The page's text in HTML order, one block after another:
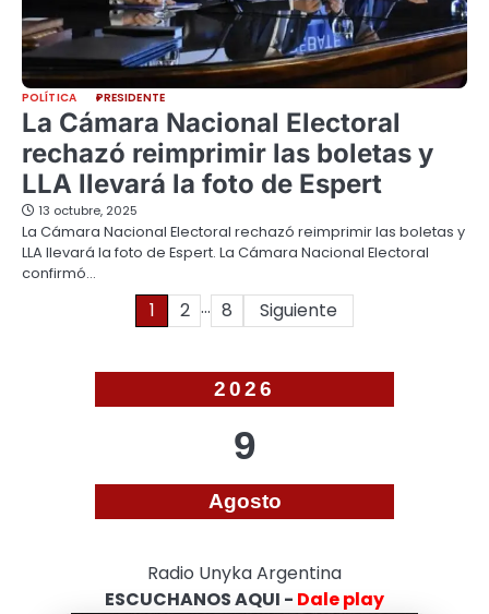
POLÍTICA PRESIDENTE
La Cámara Nacional Electoral
rechazó reimprimir las boletas y
LLA llevará la foto de Espert
13 octubre, 2025
La Cámara Nacional Electoral rechazó reimprimir las boletas y
LLA llevará la foto de Espert. La Cámara Nacional Electoral
confirmó…
Paginación1 2 … 8 Siguiente
2026
9
Agosto
Radio Unyka Argentina
ESCUCHANOS AQUI - Dale play